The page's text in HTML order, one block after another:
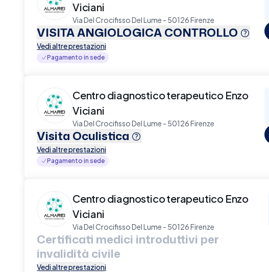
Viciani
Via Del Crocifisso Del Lume - 50126 Firenze
VISITA ANGIOLOGICA CONTROLLO
Vedi altre prestazioni
Pagamento in sede
Centro diagnostico terapeutico Enzo
Viciani
Via Del Crocifisso Del Lume - 50126 Firenze
Visita Oculistica
Vedi altre prestazioni
Pagamento in sede
Centro diagnostico terapeutico Enzo
Viciani
Via Del Crocifisso Del Lume - 50126 Firenze
Certificati medici introduttivi per
invalidità civile
Vedi altre prestazioni